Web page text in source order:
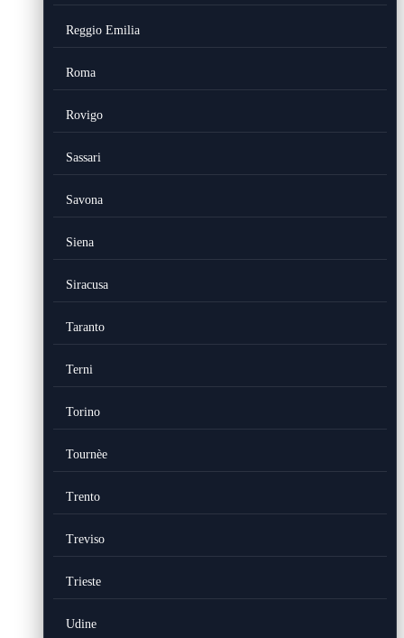
Reggio Emilia
Roma
Rovigo
Sassari
Savona
Siena
Siracusa
Taranto
Terni
Torino
Tournèe
Trento
Treviso
Trieste
Udine